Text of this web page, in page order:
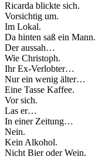
Ricarda blickte sich.
Vorsichtig um.
Im Lokal.
Da hinten saß ein Mann.
Der aussah…
Wie Christoph.
Ihr Ex-Verlobter…
Nur ein wenig älter…
Eine Tasse Kaffee.
Vor sich.
Las er…
In einer Zeitung…
Nein.
Kein Alkohol.
Nicht Bier oder Wein.